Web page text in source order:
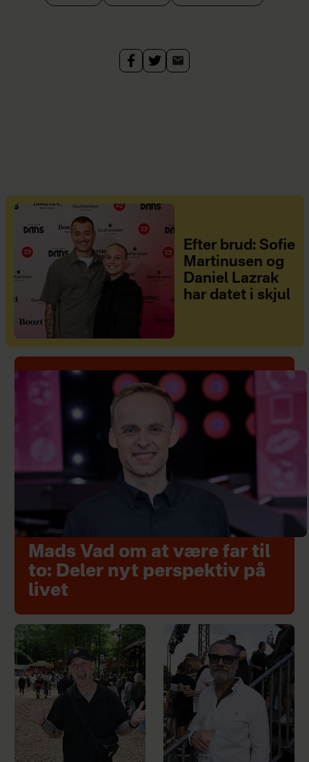
Efter brud: Sofie
Martinusen og
Daniel Lazrak
har datet i skjul
Mads Vad om at være far til
to: Deler nyt perspektiv på
livet